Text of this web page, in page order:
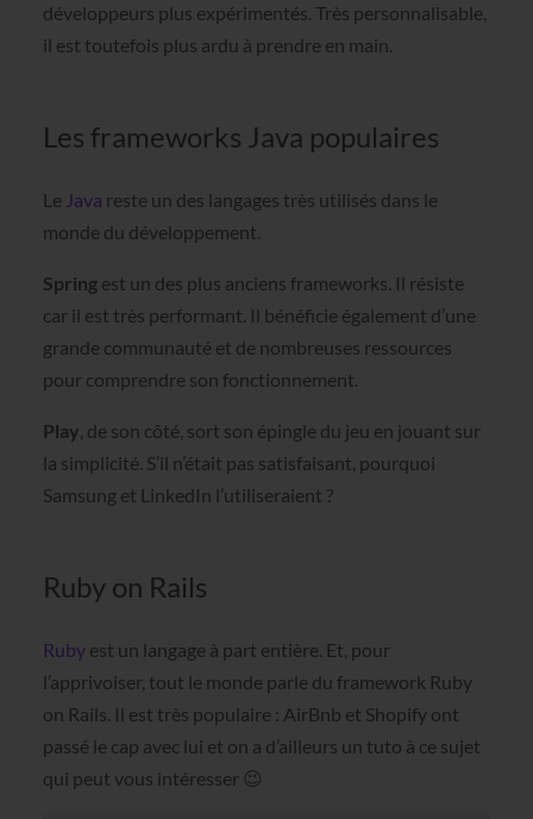
développeurs plus expérimentés. Très personnalisable,
il est toutefois plus ardu à prendre en main.
Les frameworks Java populaires
Le Java reste un des langages très utilisés dans le
monde du développement.
Springest un des plus anciens frameworks. Il résiste
car il est très performant. Il bénéficie également d’une
grande communauté et de nombreuses ressources
pour comprendre son fonctionnement.
Play, de son côté, sort son épingle du jeu en jouant sur
la simplicité. S’il n’était pas satisfaisant, pourquoi
Samsung et LinkedIn l’utiliseraient ?
Ruby on Rails
Rubyest un langage à part entière. Et, pour
l’apprivoiser, tout le monde parle du framework Ruby
on Rails. Il est très populaire : AirBnb et Shopify ont
passé le cap avec lui et on a d’ailleurs un tuto à ce sujet
qui peut vous intéresser 😉